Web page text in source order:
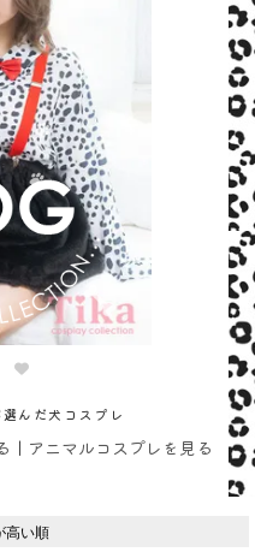
んだ犬コスプレ
｜ アニマルコスプレを見る
高い順